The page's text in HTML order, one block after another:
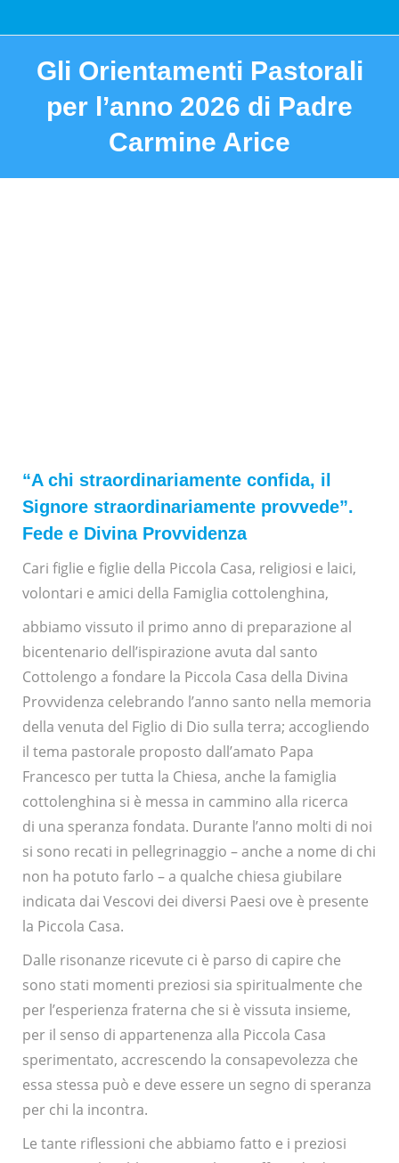
Gli Orientamenti Pastorali
per l’anno 2026 di Padre
Carmine Arice
“A chi straordinariamente confida, il
Signore straordinariamente provvede”.
Fede e Divina Provvidenza
Cari figlie e figlie della Piccola Casa, religiosi e laici,
volontari e amici della Famiglia cottolenghina,
abbiamo vissuto il primo anno di preparazione al
bicentenario dell’ispirazione avuta dal santo
Cottolengo a fondare la Piccola Casa della Divina
Provvidenza celebrando l’anno santo nella memoria
della venuta del Figlio di Dio sulla terra; accogliendo
il tema pastorale proposto dall’amato Papa
Francesco per tutta la Chiesa, anche la famiglia
cottolenghina si è messa in cammino alla ricerca
di una speranza fondata. Durante l’anno molti di noi
si sono recati in pellegrinaggio – anche a nome di chi
non ha potuto farlo – a qualche chiesa giubilare
indicata dai Vescovi dei diversi Paesi ove è presente
la Piccola Casa.
Dalle risonanze ricevute ci è parso di capire che
sono stati momenti preziosi sia spiritualmente che
per l’esperienza fraterna che si è vissuta insieme,
per il senso di appartenenza alla Piccola Casa
sperimentato, accrescendo la consapevolezza che
essa stessa può e deve essere un segno di speranza
per chi la incontra.
Le tante riflessioni che abbiamo fatto e i preziosi